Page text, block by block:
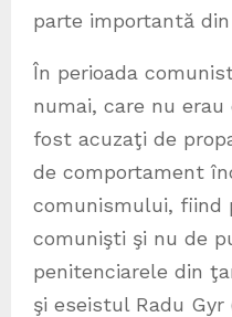
parte importantă
În perioada
numai, care nu
fost acuzaţi de
de comportament
comunismului, fiind
comunişti şi nu de
penitenciarele din
şi eseistul Radu Gyr